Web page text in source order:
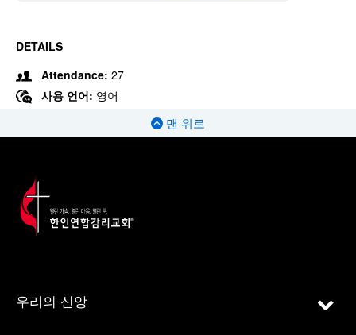
DETAILS
Attendance: 27
사용 언어: 영어
맨 위로
우리의 신앙